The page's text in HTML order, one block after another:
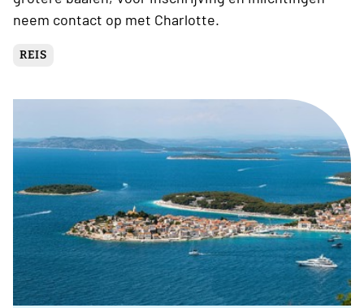
neem contact op met Charlotte.
REIS